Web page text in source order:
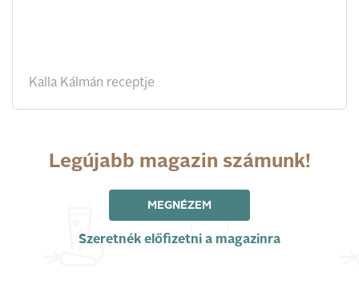
Kalla Kálmán receptje
Legújabb magazin számunk!
MEGNÉZEM
Szeretnék előfizetni a magazinra